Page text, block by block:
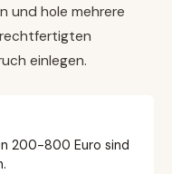
und hole mehrere
einlegen.
200-800 Euro sind